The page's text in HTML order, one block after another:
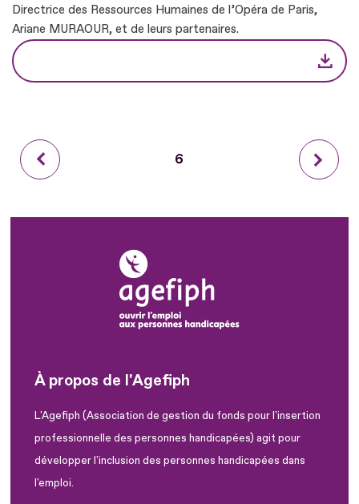
Directrice des Ressources Humaines de l’Opéra de Paris,
Ariane MURAOUR, et de leurs partenaires.
Précédent Page
6
À propos de l'Agefiph
L'Agefiph (Association de gestion du fonds pour l'insertion
professionnelle des personnes handicapées) agit pour
développer l'inclusion des personnes handicapées dans
l'emploi.